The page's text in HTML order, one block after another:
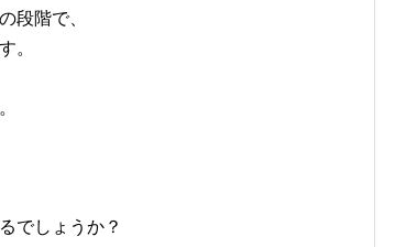
段階で、
。
でしょうか？